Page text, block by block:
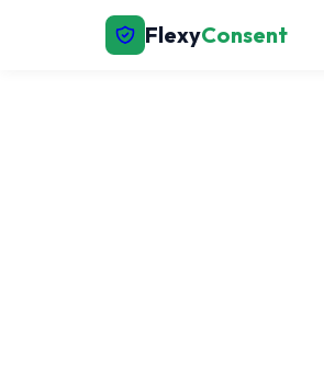
FlexyConsent